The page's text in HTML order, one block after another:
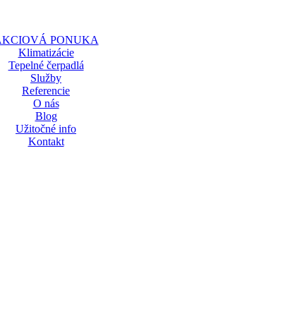
PONUKA
Klimatizácie
Tepelné čerpadlá
Služby
Referencie
O nás
Blog
Užitočné info
Kontakt